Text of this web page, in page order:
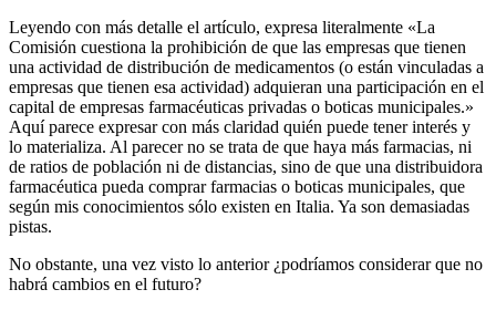
Leyendo con más detalle el artículo, expresa literalmente «La
Comisión cuestiona la prohibición de que las empresas que tienen
una actividad de distribución de medicamentos (o están vinculadas a
empresas que tienen esa actividad) adquieran una participación en el
capital de empresas farmacéuticas privadas o boticas municipales.»
Aquí parece expresar con más claridad quién puede tener interés y
lo materializa. Al parecer no se trata de que haya más farmacias, ni
de ratios de población ni de distancias, sino de que una distribuidora
farmacéutica pueda comprar farmacias o boticas municipales, que
según mis conocimientos sólo existen en Italia. Ya son demasiadas
pistas.
No obstante, una vez visto lo anterior ¿podríamos considerar que no
habrá cambios en el futuro?